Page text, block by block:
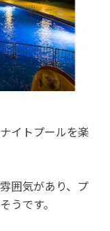
イトプールを楽
囲気があり、プ
うです。